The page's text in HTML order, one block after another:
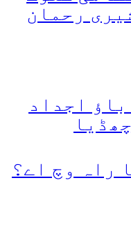
رحمان
اجداد
راہ وچ اے؟